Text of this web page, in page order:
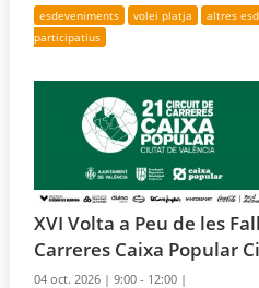
esdeveniments volei platja altres
participatius
XVI Volta a Peu de les
Carreres Caixa Popular
04 oct. 2026 |9:00 - 12:00 |